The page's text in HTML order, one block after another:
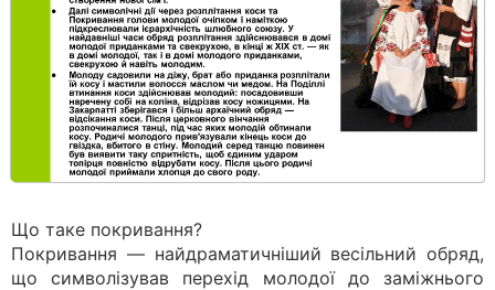
Що таке покривання?
Покривання — найдраматичніший весільний обряд,
що символізував перехід молодої до заміжнього